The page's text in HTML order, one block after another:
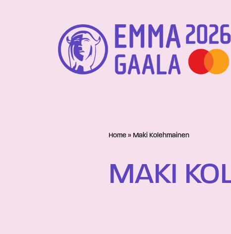
Home » Maki Kolehmainen
MAKI